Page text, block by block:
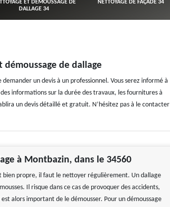
ET DÉMOUSSAGE DE
DALLAGE 34
NETTOYAGE DE FAÇADE 34
de dallage
un devis à un professionnel. Vous serez informé à
informations sur la durée des travaux, les fournitures à
un devis détaillé et gratuit. N’hésitez pas à le contacter
à Montbazin, dans le 34560
bien propre, il faut le nettoyer régulièrement. Un dallage
Il risque dans ce cas de provoquer des accidents,
alors important de le démousser. Pour un démoussage